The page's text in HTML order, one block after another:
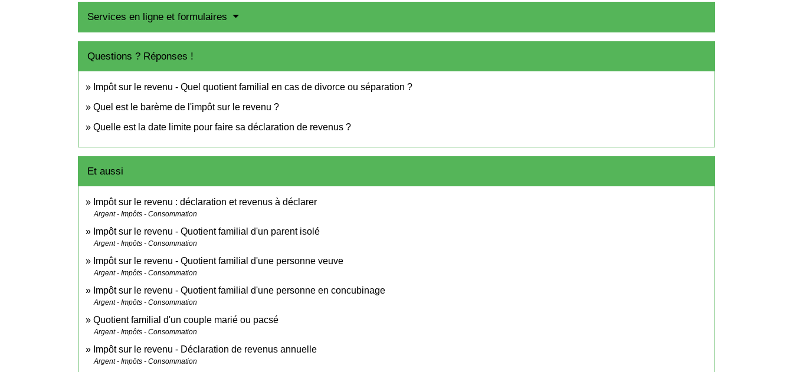
Services en ligne et formulaires
Questions ? Réponses !
Impôt sur le revenu - Quel quotient familial en cas de divorce ou séparation ?
Quel est le barème de l'impôt sur le revenu ?
Quelle est la date limite pour faire sa déclaration de revenus ?
Et aussi
Impôt sur le revenu : déclaration et revenus à déclarer
Argent - Impôts - Consommation
Impôt sur le revenu - Quotient familial d'un parent isolé
Argent - Impôts - Consommation
Impôt sur le revenu - Quotient familial d'une personne veuve
Argent - Impôts - Consommation
Impôt sur le revenu - Quotient familial d'une personne en concubinage
Argent - Impôts - Consommation
Quotient familial d'un couple marié ou pacsé
Argent - Impôts - Consommation
Impôt sur le revenu - Déclaration de revenus annuelle
Argent - Impôts - Consommation